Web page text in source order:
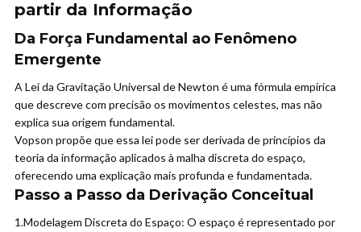
partir da Informação
Da Força Fundamental ao Fenômeno
Emergente
A Lei da Gravitação Universal de Newton é uma fórmula empírica
que descreve com precisão os movimentos celestes, mas não
explica sua origem fundamental.
Vopson propõe que essa lei pode ser derivada de princípios da
teoria da informação aplicados à malha discreta do espaço,
oferecendo uma explicação mais profunda e fundamentada.
Passo a Passo da Derivação Conceitual
1.Modelagem Discreta do Espaço: O espaço é representado por